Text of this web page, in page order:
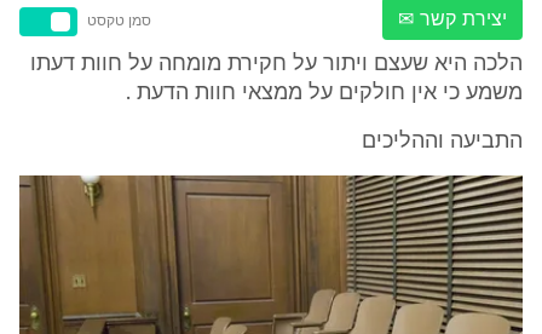
יצירת קשר ✉ סמן טקסט
הלכה היא שעצם ויתור על חקירת מומחה על חוות דעתו
משמע כי אין חולקים על ממצאי חוות הדעת .
התביעה וההליכים